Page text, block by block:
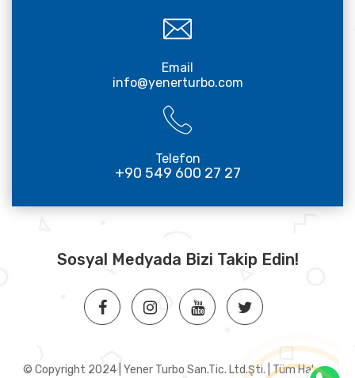
Email
info@yenerturbo.com
Telefon
+90 549 600 27 27
Sosyal Medyada Bizi Takip Edin!
© Copyright 2024 | Yener Turbo San.Tic. Ltd.Şti. | Tüm Hakları